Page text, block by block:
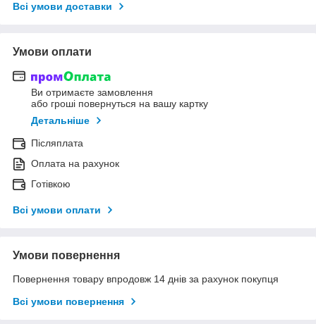
Всі умови доставки
Умови оплати
Ви отримаєте замовлення
або гроші повернуться на вашу картку
Детальніше
Післяплата
Оплата на рахунок
Готівкою
Всі умови оплати
Умови повернення
Повернення товару впродовж 14 днів за рахунок покупця
Всі умови повернення